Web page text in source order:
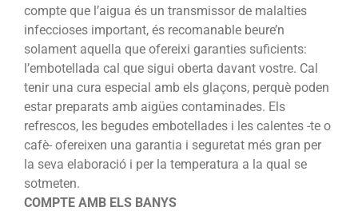
compte que l’aigua és un transmissor de malalties
infeccioses important, és recomanable beure’n
solament aquella que ofereixi garanties suficients:
l’embotellada cal que sigui oberta davant vostre. Cal
tenir una cura especial amb els glaçons, perquè poden
estar preparats amb aigües contaminades. Els
refrescos, les begudes embotellades i les calentes -te o
cafè- ofereixen una garantia i seguretat més gran per
la seva elaboració i per la temperatura a la qual se
sotmeten.
COMPTE AMB ELS BANYS